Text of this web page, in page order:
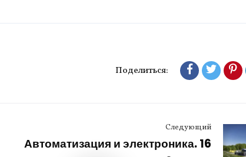
Поделиться:
Следующий
Автоматизация и электроника. 16